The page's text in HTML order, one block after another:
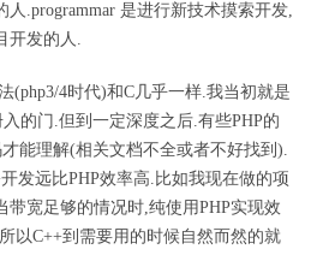
.programmar 是进行新技术摸索开发,
开发的人.
(php3/4时代)和C几乎一样.我当初就是
的门.但到一定深度之后.有些PHP的
能理解(相关文档不全或者不好找到).
发远比PHP效率高.比如我现在做的项
带宽足够的情况时,纯使用PHP实现效
以C++到需要用的时候自然而然的就